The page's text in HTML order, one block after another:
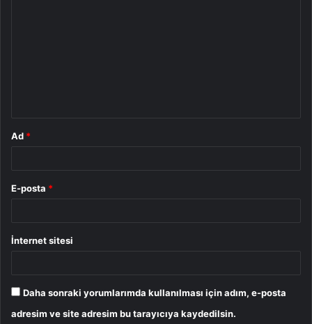
Ad *
E-posta *
İnternet sitesi
Daha sonraki yorumlarımda kullanılması için adım, e-posta
adresim ve site adresim bu tarayıcıya kaydedilsin.